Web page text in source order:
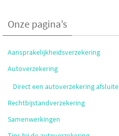
Onze pagina’s
Aansprakelijkheidsverzekering
Autoverzekering
Direct een autoverzekering
Rechtbijstandverzekering
Samenwerkingen